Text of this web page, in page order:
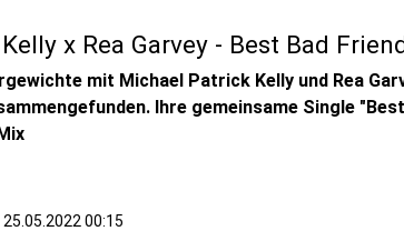
x Rea Garvey - Best Bad
mit Michael Patrick Kelly und Rea
Ihre gemeinsame Single
00:15